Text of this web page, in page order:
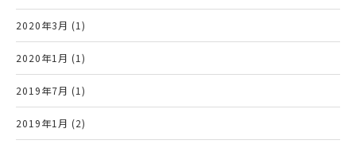
2020年3月 (1)
2020年1月 (1)
2019年7月 (1)
2019年1月 (2)